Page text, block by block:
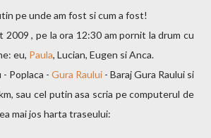
pe unde am fost si cum a fost!
2009 , pe la ora 12:30 am pornit la drum cu
eu, Paula, Lucian, Eugen si Anca.
Poplaca - Gura Raului - Baraj Gura Raului si
sau cel putin asa scria pe computerul de
mai jos harta traseului: